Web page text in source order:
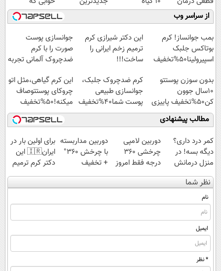
کنید!
◗پرسش‌نامه◖
موثر(تخفیف تا
امشب)
فناوری اروپا،
سبک و مقاوم |
پرداخت قسطی
میلیاردر شد.
آموزش رایگان
از سراسر وب
بمب جوانساز! کرم
بوتاکس جلبک
اسپیرولینا50%تخفیف
این دکتر شیرازی کرم
ترمیم زخم ایرانی را
ساخت!!!
جوانسازی پوست
صورت را با کرم
ضدچروک آلمانی تجربه
بدون سوزن پوستتو
10سال جوون
کن50%تخفیف پاییزی
کرم ضدچروک جلبک،
جوانسازی طبیعی
پوست شما40%تخفیف
این کرم گیاهی،مثل اتو
چروکای پوستتوصاف
میکنه!50%تخفیف
مطالب پیشنهادی
کمر درد داری؟
دیگه بسه! در
منزل درمانش
کن
(◀پرسش‌نامه)
دوربین لامپی
چرخشی 360
درجه فقط امروز
حراج شد🔥
پرداخت درب
دوربین مداربسته
با چرخش 360°
+ تخفیف
(ضمانت تعویض
+ پرداخت درب
برای اولین بار در
ایران🇮🇷 این
دکتر کرم ترمیم
کننده 23 روزه
ساخت!
نظر شما
نام
ایمیل
* نظر